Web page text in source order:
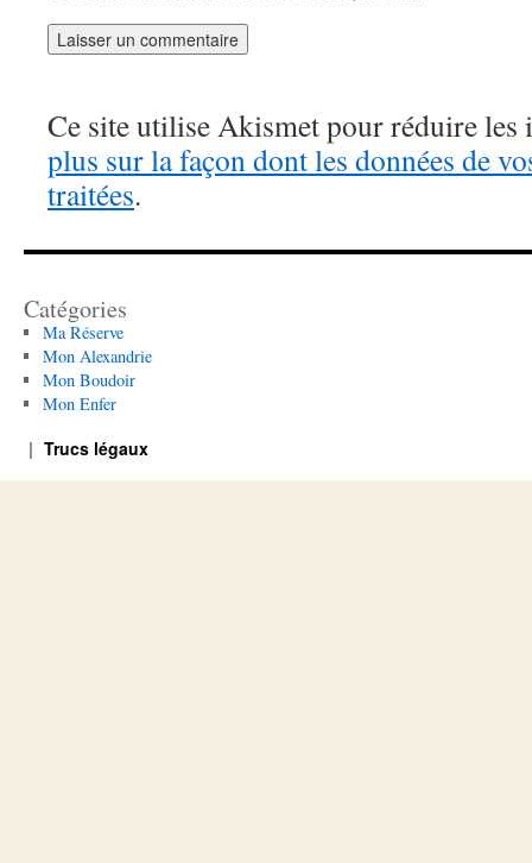
Ce site utilise Akismet pour réduire les
plus sur la façon dont les données de
traitées.
Catégories
Ma Réserve
Mon Alexandrie
Mon Boudoir
Mon Enfer
Trucs légaux